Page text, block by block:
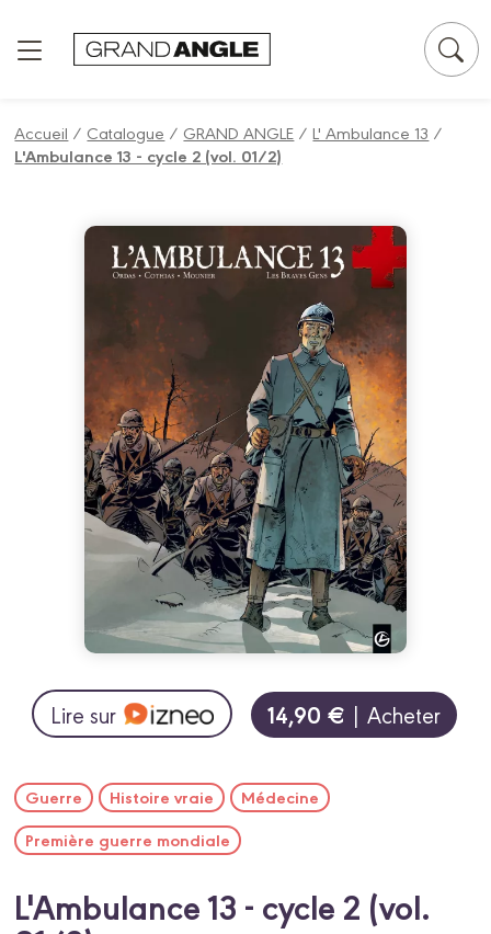
Accueil / Catalogue / GRAND ANGLE /L' Ambulance 13 /
L'Ambulance 13 - cycle 2 (vol. 01/2)
Lire sur 14,90 € | Acheter
Guerre Histoire vraie
Médecine
Première guerre mondiale
L'Ambulance 13 - cycle 2 (vol.